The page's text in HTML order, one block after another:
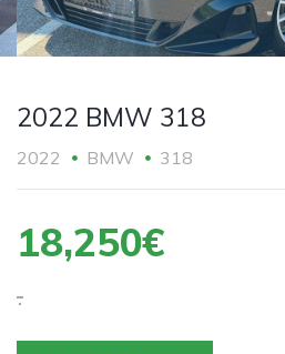
2022 BMW 318
2022 BMW 318
18,250€
.